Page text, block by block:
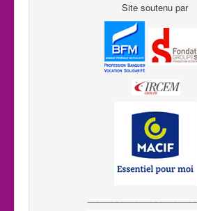
Site soutenu par